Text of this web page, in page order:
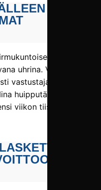
KAKSI­
Tampere
uhrina. Vaikka
vastustajaansa edellä,
huipputärkeään Ilves-
viikon tiistaina 11.8.